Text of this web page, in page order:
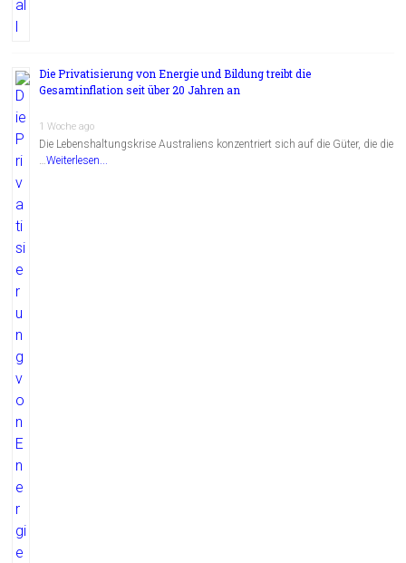
Die Privatisierung von Energie und Bildung treibt die
Gesamtinflation seit über 20 Jahren an
1 Woche ago
Die Lebenshaltungskrise Australiens konzentriert sich auf die Güter, die die
…Weiterlesen...